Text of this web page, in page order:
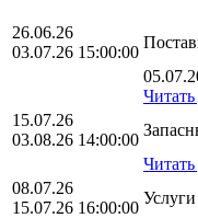
26.06.26
03.07.26 15:00:00
Читать
15.07.26
03.08.26 14:00:00
Читать
08.07.26
15.07.26 16:00:00